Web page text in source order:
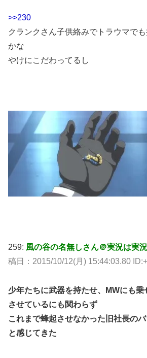
>>230
クランクさん子供絡みでトラウマで
かな
やけにこだわってるし
259: 風の谷の名無しさん＠実況は実
稿日：2015/10/12(月) 15:44:03.80
少年たちに武器を持たせ、MWにも
させているにも関わらず
これまで蜂起させなかった旧社長の
と感じてきた